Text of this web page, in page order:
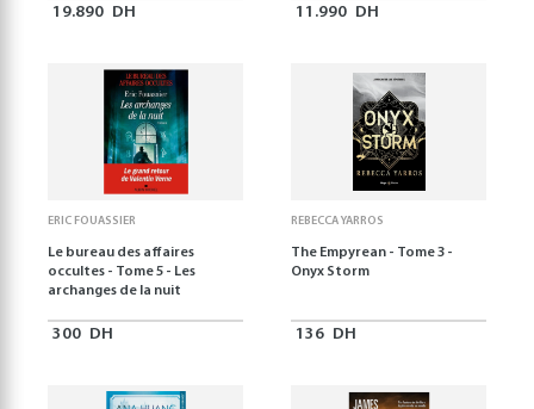
19.890 DH 11.990 DH
ERIC FOUASSIER
Le bureau des affaires
occultes - Tome 5 - Les
archanges de la nuit
300 DH
REBECCA YARROS
The Empyrean - Tome 3 -
Onyx Storm
136 DH